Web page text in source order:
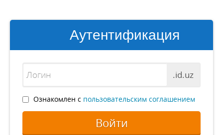
Аутентификация
.id.uz
Ознакомлен с пользовательским соглашением
Войти